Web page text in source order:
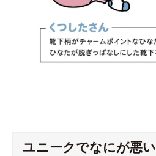
ユニークでなにが悪い